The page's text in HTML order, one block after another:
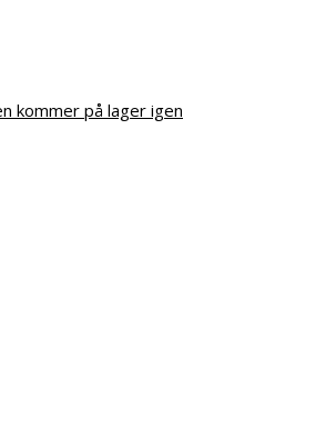
kommer på lager igen